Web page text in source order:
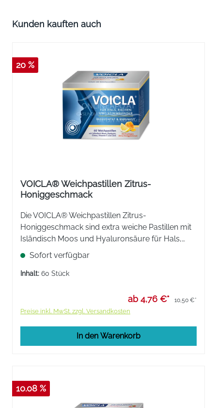
Produktgalerie überspringen
Kunden kauften auch
20 %
VOICLA® Weichpastillen Zitrus-
Honiggeschmack
Die VOICLA® Weichpastillen Zitrus-
Honiggeschmack sind extra weiche Pastillen mit
Isländisch Moos und Hyaluronsäure für Hals,
Rachen und Stimmbänder. Befeuchtet, pflegt und
beruhigt mit Cistus, Vitamin C und Zink für das
Immunsystem.
Sofort verfügbar
Inhalt: 60 Stück
ab 4,76 €* 10,50 €*
Preise inkl. MwSt. zzgl. Versandkosten
In den Warenkorb
10.08 %